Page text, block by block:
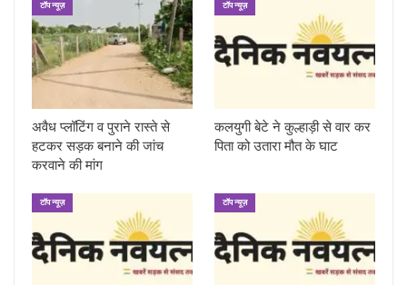
टॉप न्यूज़
अवैध प्लॉटिंग व पुराने रास्ते से
हटकर सड़क बनाने की जांच
करवाने की मांग
टॉप न्यूज़
कलयुगी बेटे ने कुल्हाड़ी से वार कर
पिता को उतारा मौत के घाट
टॉप न्यूज़ टॉप न्यूज़